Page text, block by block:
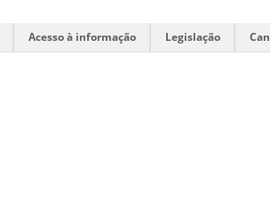
Acesso à informação Legislação